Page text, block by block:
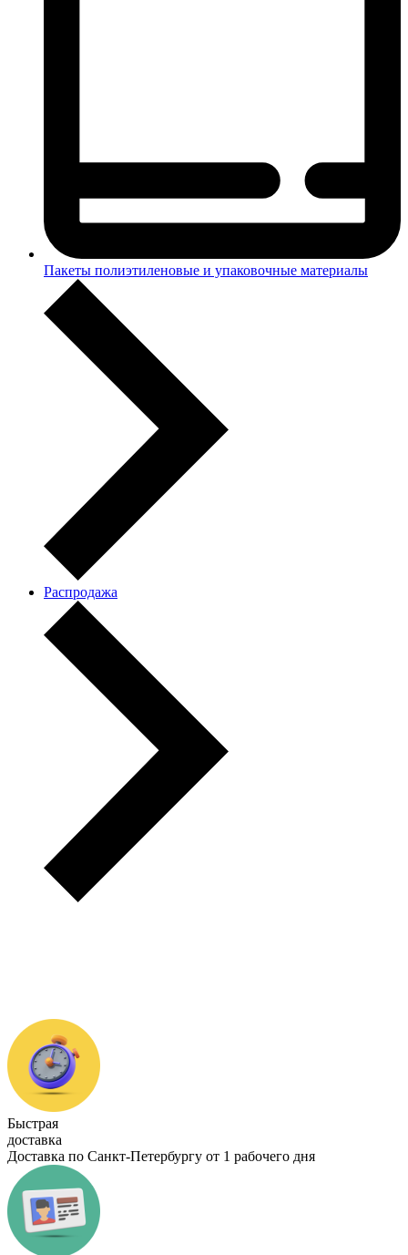
Пакеты полиэтиленовые и упаковочные материалы
Распродажа
Быстрая
доставка
Доставка по Санкт-Петербургу от 1 рабочего дня